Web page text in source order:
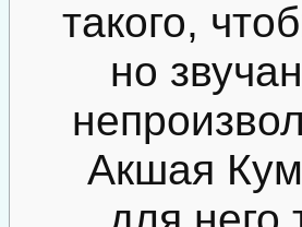
такого,
но
Акшая